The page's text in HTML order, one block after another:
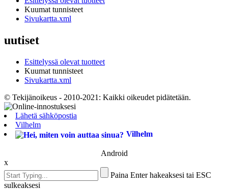
Kuumat tunnisteet
Sivukartta.xml
uutiset
Esittelyssä olevat tuotteet
Kuumat tunnisteet
Sivukartta.xml
© Tekijänoikeus - 2010-2021: Kaikki oikeudet pidätetään.
Lähetä sähköpostia
Vilhelm
Vilhelm
Android
x
Paina Enter hakeaksesi tai ESC
sulkeaksesi